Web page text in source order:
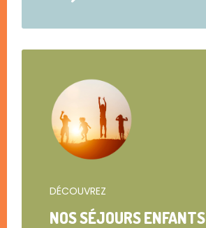
DÉCOUVREZ
NOS SÉJOURS ENFANTS